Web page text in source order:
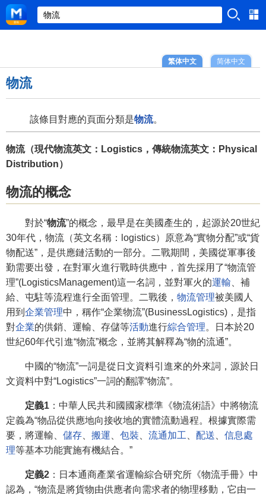
简体中文
繁体中文
物流
該條目對應的頁面分類是物流。
物流（現代物流英文：Logistics，傳統物流英文：Physical
Distribution）
物流的概念
對於“物流”的概念，最早是在美國產生的，起源於20世紀
30年代，物流（英文名稱：logistics）原意為“實物分配”或“貨
物配送”，是供應鏈活動的一部分。二戰期間，美國從軍事後
勤需要出發，在對軍火進行戰時供應中，首先採用了“物流管
理”(LogisticsManagement)這一名詞，並對軍火的運輸 、補
給、屯駐等流程進行全面管理。二戰後， 物流管理被美國人
用到 企業管理中，稱作“企業物流”(BusinessLogistics)，是指
對企業的供銷、運輸、存儲等活動進行綜合管理。日本於20
世紀60年代引進“物流”概念，並將其解釋為“物的流通”。
中國的“物流”一詞是從日文資料引進來的外來詞，源於日
文資料中對“Logistics”一詞的翻譯“物流”。
定義1 ：中華人民共和國國家標準《物流術語》中將物流
定義為“物品從供應地向接收地的實體流動過程。根據實際需
要，將運輸、 儲存 搬運 包裝 流通加工 配送
信息處
理等基本功能實施有機結合。”
定義2 ：日本通商產業省運輸綜合研究所《物流手冊》中
認為，“物流是將貨物由供應者向需求者的物理移動，它由一